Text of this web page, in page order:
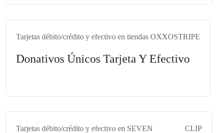
Tarjetas débito/crédito y efectivo en tiendas OXXOSTRIPE
Donativos Únicos Tarjeta Y Efectivo
Tarjetas débito/crédito y efectivo en SEVEN
CLIP